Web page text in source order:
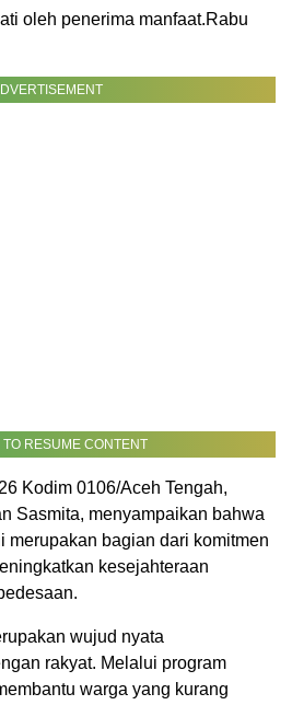
oleh penerima manfaat.Rabu
RESUME CONTENT
Kodim 0106/Aceh Tengah,
Sasmita, menyampaikan bahwa
merupakan bagian dari komitmen
kesejahteraan
wujud nyata
rakyat. Melalui program
warga yang kurang